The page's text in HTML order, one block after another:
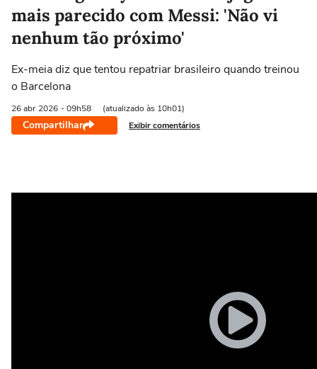
mais parecido com Messi: 'Não vi
nenhum tão próximo'
Ex-meia diz que tentou repatriar brasileiro quando treinou
o Barcelona
26 abr 2026 - 09h58 (atualizado às 10h01)
Compartilhar Exibir comentários